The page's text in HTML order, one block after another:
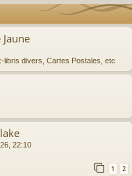
libris divers, Cartes Postales, etc
22:10
1 2